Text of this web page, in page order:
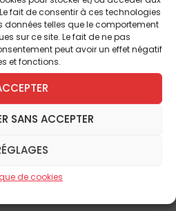
fait de consentir à ces technologies
données telles que le comportement
sur ce site. Le fait de ne pas
peut avoir un effet négatif
et fonctions.
SANS ACCEPTER
de cookies
psychologiques.
grossesses se terminent
avec 740 000
de fécondité de 1,84 enfant
en 2020, ne permet plus
des générations. Si
au moins de moitié le
en France, nous
supérieur à 2,1 enfants par
la croissance
l’équilibre des